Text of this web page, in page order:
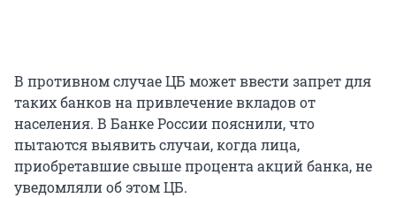
В противном случае ЦБ может ввести запрет для
таких банков на привлечение вкладов от
населения. В Банке России пояснили, что
пытаются выявить случаи, когда лица,
приобретавшие свыше процента акций банка, не
уведомляли об этом ЦБ.